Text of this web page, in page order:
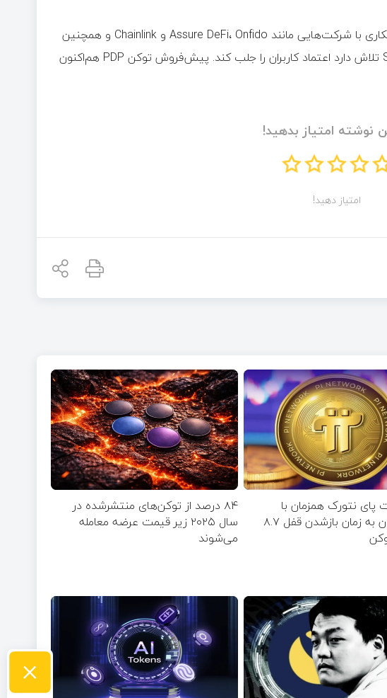
Paydax Protocol با پشتیبانی امنیتی چندلایه، همکاری با شرکت‌هایی مانند Assure DeFi، Onfido و Chainlink و همچنین
ذخیره‌سازی امن دارایی‌ها توسط Brinks و Sotheby’s تلاش دارد اعتماد کاربران را جلب کند. پیش‌فروش توکن PDP هم‌اکنون
نوشته امتیاز بدهید!
امتیاز دهید!
نتورک همزمان با
نزدیک‌شدن به زمان بازشدن قفل ۸.۷
۸۴ درصد از توکن‌های منتشر‌شده در
سال ۲۰۲۵ زیر قیمت عرضه معامله
می‌شوند
×